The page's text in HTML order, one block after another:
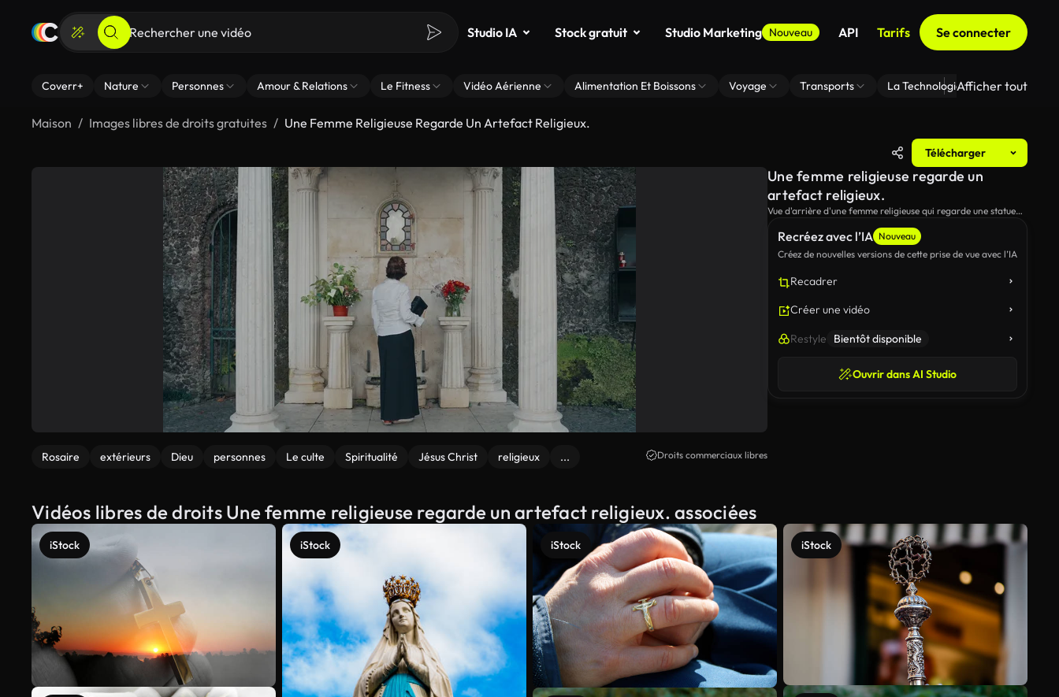
Studio IA Stock gratuit Studio Marketing Nouveau API Tarifs Se connecter
Coverr+ Nature Personnes Amour & Relations Le Fitness Vidéo Aérienne Alimentation Et Boissons Voyage Transports La Technologie Zoom En
Afficher tout
Maison Images libres de droits gratuites Une Femme Religieuse Regarde Un Artefact Religieux.
Télécharger
Rosaire extérieurs Dieu personnes Le culte Spiritualité Jésus Christ religieux ... Droits commerciaux libres
Recréez avec l’IA Nouveau
Créez de nouvelles versions de cette prise de vue avec l’IA
Recadrer
Créer une vidéo
Restyle Bientôt disponible
Ouvrir dans AI Studio
Une femme religieuse regarde un
artefact religieux.
Vue d'arrière d'une femme religieuse qui regarde une statue
Vidéos libres de droits Une femme religieuse regarde un artefact religieux. associées
iStock iStock iStock iStock